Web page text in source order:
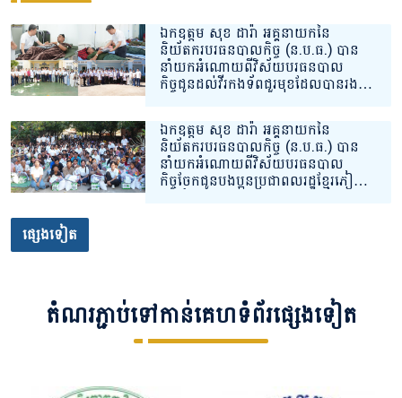
ឯកឧត្តម សុខ ដារ៉ា អគ្គនាយកនៃ
និយ័តករបរធនបាលកិច្ច (ន.ប.ធ.) បាន
នាំយកអំណោយពីវិស័យបរធនបាល
កិច្ចជូនដល់វីរកងទ័ពជួរមុខដែលបានរង
របួស និងកំពុងសម្រាកព្យាបាលនៅ
មណ្ឌលសុខភាព ចំនួន ២ ទីតាំងគោលដៅ
សិ្ថតនៅក្នុងភូមិសាស្រ្តខេត្តព្រះវិហារ។
ឯកឧត្តម សុខ ដារ៉ា អគ្គនាយកនៃ
និយ័តករបរធនបាលកិច្ច (ន.ប.ធ.) បាន
នាំយកអំណោយពីវិស័យបរធនបាល
កិច្ចចែកជូនបងប្អូនប្រជាពលរដ្ឋខ្មែរភៀ
សសឹកដែលកំពុងស្នាក់នៅបណ្តោះអាសន្ន
ផ្សេងទៀត
តំណរភ្ជាប់ទៅកាន់គេហទំព័រផ្សេងទៀត